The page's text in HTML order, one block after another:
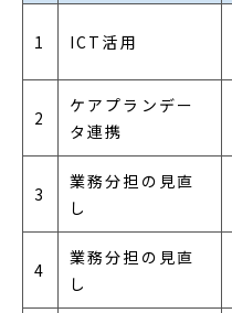
1 ICT活用
2
ケアプランデー
タ連携
3
業務分担の見直
し
4
業務分担の見直
し